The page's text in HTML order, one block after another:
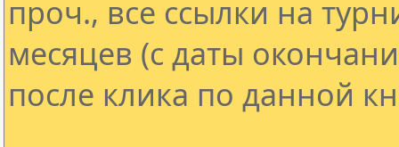
проч., все ссылки на
месяцев (с даты
после клика по данной